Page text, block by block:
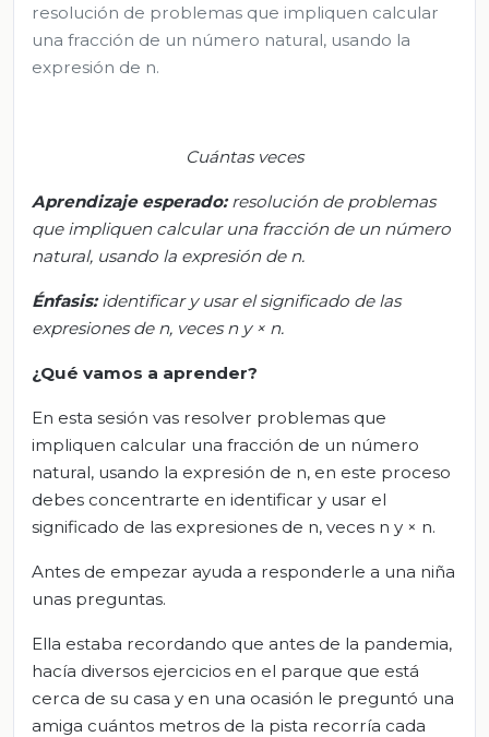
resolución de problemas que impliquen calcular
una fracción de un número natural, usando la
expresión de n.
Cuántas veces
Aprendizajeesperado: resolución de problemas
que impliquen calcular una fracción de un número
natural, usando la expresión de n.
Énfasis: identificar y usar el significado de las
expresionesde n, veces ny × n.
¿Qué vamos a aprender?
En esta sesión vas resolver problemas que
impliquen calcular una fracción de un número
natural, usando la expresión de n, en este proceso
debes concentrarte en identificar y usar el
significado de las expresiones de n, veces n y × n.
Antes de empezar ayuda a responderle a una niña
unas preguntas.
Ella estaba recordando que antes de la pandemia,
hacía diversos ejercicios en el parque que está
cerca de su casa y en una ocasión le preguntó una
amiga cuántos metros de la pista recorría cada